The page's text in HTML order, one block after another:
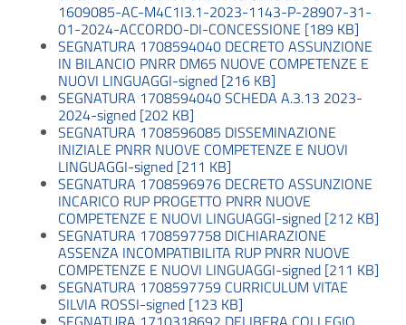
1609085-AC-M4C1I3.1-2023-1143-P-28907-31-
01-2024-ACCORDO-DI-CONCESSIONE [189 KB]
SEGNATURA 1708594040 DECRETO ASSUNZIONE
IN BILANCIO PNRR DM65 NUOVE COMPETENZE E
NUOVI LINGUAGGI-signed [216 KB]
SEGNATURA 1708594040 SCHEDA A.3.13 2023-
2024-signed [202 KB]
SEGNATURA 1708596085 DISSEMINAZIONE
INIZIALE PNRR NUOVE COMPETENZE E NUOVI
LINGUAGGI-signed [211 KB]
SEGNATURA 1708596976 DECRETO ASSUNZIONE
INCARICO RUP PROGETTO PNRR NUOVE
COMPETENZE E NUOVI LINGUAGGI-signed [212 KB]
SEGNATURA 1708597758 DICHIARAZIONE
ASSENZA INCOMPATIBILITA RUP PNRR NUOVE
COMPETENZE E NUOVI LINGUAGGI-signed [211 KB]
SEGNATURA 1708597759 CURRICULUM VITAE
SILVIA ROSSI-signed [123 KB]